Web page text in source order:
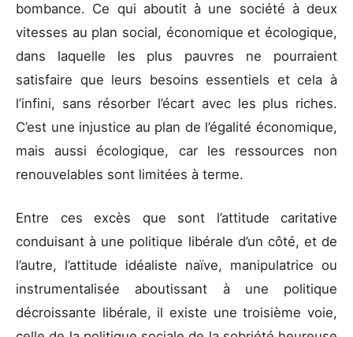
bombance. Ce qui aboutit à une société à deux
vitesses au plan social, économique et écologique,
dans laquelle les plus pauvres ne pourraient
satisfaire que leurs besoins essentiels et cela à
l’infini, sans résorber l’écart avec les plus riches.
C’est une injustice au plan de l’égalité économique,
mais aussi écologique, car les ressources non
renouvelables sont limitées à terme.
Entre ces excès que sont l’attitude caritative
conduisant à une politique libérale d’un côté, et de
l’autre, l’attitude idéaliste naïve, manipulatrice ou
instrumentalisée aboutissant à une politique
décroissante libérale, il existe une troisième voie,